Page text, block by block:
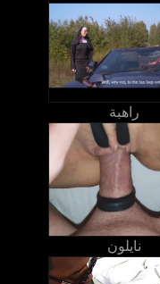
راهبة
نايلون